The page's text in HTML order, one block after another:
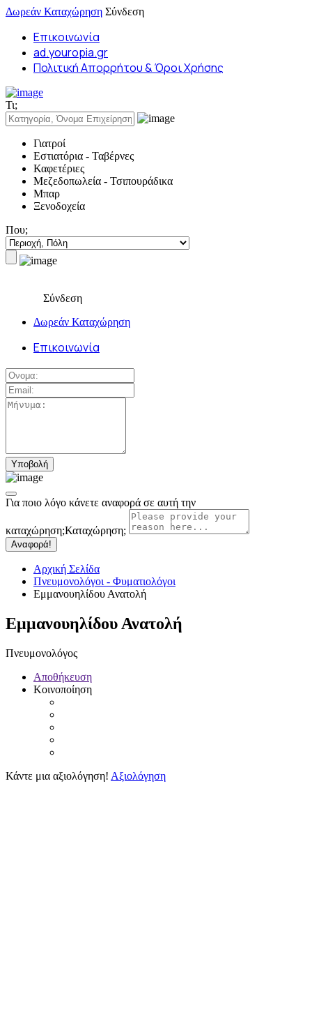
Δωρεάν Καταχώρηση Σύνδεση
Επικοινωνία
ad.youropia.gr
Πολιτική Απορρήτου & Όροι Χρήσης
Τι;
Γιατροί
Εστιατόρια - Ταβέρνες
Καφετέριες
Μεζεδοπωλεία - Τσιπουράδικα
Μπαρ
Ξενοδοχεία
Που;
Σύνδεση
Δωρεάν Καταχώρηση
Επικοινωνία
Για ποιο λόγο κάνετε αναφορά σε αυτή την
καταχώρηση;Καταχώρηση;
Αναφορά!
Αρχική Σελίδα
Πνευμονολόγοι - Φυματιολόγοι
Εμμανουηλίδου Ανατολή
Εμμανουηλίδου Ανατολή
Πνευμονολόγος
Αποθήκευση
Κοινοποίηση
Κάντε μια αξιολόγηση! Αξιολόγηση